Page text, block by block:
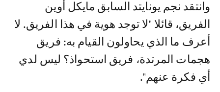
وانتقد نجم يونايتد السابق مايكل أوين
الفريق، قائلا "لا توجد هوية في هذا الفريق. لا
أعرف ما الذي يحاولون القيام به: فريق
هجمات المرتدة، فريق استحواذ؟ ليس لدي
أي فكرة عنهم".